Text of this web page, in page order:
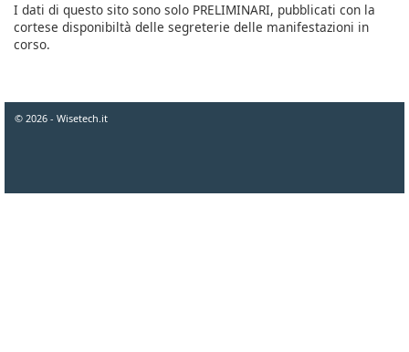
I dati di questo sito sono solo PRELIMINARI, pubblicati con la
cortese disponibiltà delle segreterie delle manifestazioni in
corso.
© 2026 - Wisetech.it